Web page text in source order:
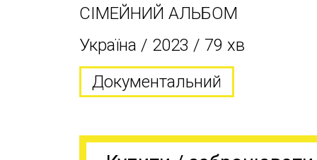
СІМЕЙНИЙ АЛЬБОМ
Україна / 2023 / 79 хв
Документальний